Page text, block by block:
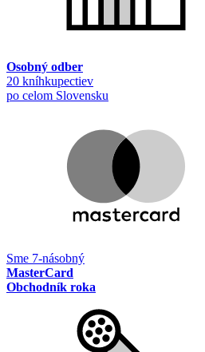
Osobný odber
20 kníhkupectiev
po celom Slovensku
Sme 7-násobný
MasterCard
Obchodník roka